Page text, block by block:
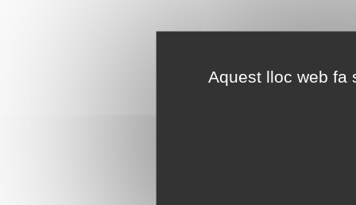
Aquest lloc web fa